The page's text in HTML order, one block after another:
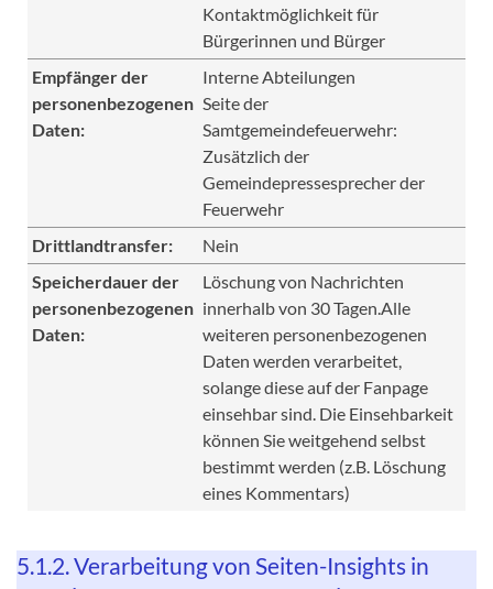
Kontaktmöglichkeit für
Bürgerinnen und Bürger
Empfänger der
personenbezogenen
Daten:
Interne Abteilungen
Seite der
Samtgemeindefeuerwehr:
Zusätzlich der
Gemeindepressesprecher der
Feuerwehr
Drittlandtransfer:
Nein
Speicherdauer der
personenbezogenen
Daten:
Löschung von Nachrichten
innerhalb von 30 Tagen.Alle
weiteren personenbezogenen
Daten werden verarbeitet,
solange diese auf der Fanpage
einsehbar sind. Die Einsehbarkeit
können Sie weitgehend selbst
bestimmt werden (z.B. Löschung
eines Kommentars)
5.1.2. Verarbeitung von Seiten-Insights in